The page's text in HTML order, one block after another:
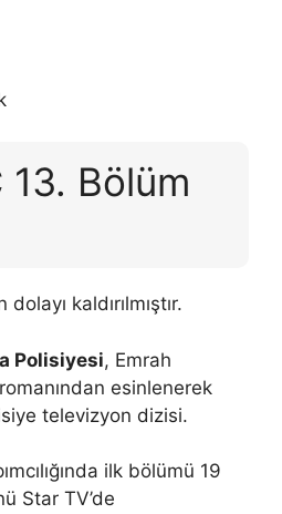
Bölüm
kaldırılmıştır.
Polisiyesi, Emrah
esinlenerek
televizyon dizisi.
ilk bölümü 19
Star TV’de